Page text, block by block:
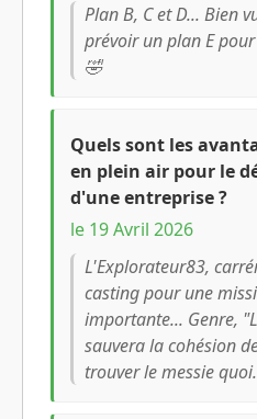
Plan B, C et D... Bien
prévoir un plan E
🤣
Quels sont les
en plein air pour le
d'une entreprise ?
le 19 Avril 2026
L'Explorateur83,
casting pour une
importante... Genre,
sauvera la cohésion
trouver le messie